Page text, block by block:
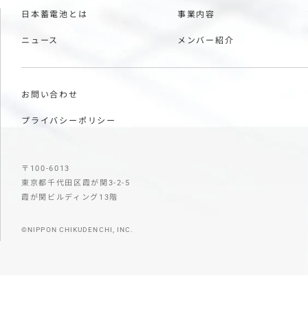
日本蓄電池とは
ニュース
事業内容
メンバー紹介
お問い合わせ
プライバシーポリシー
〒100-6013
東京都千代田区霞が関3-2-5
霞が関ビルディング13階
©NIPPON CHIKUDENCHI, INC.